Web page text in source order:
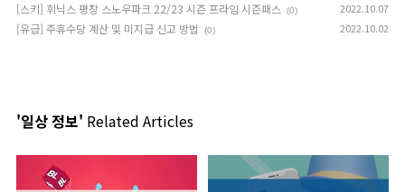
[스키] 휘닉스 평창 스노우파크 22/23 시즌 프라임 시즌패스 (0) 2022.10.07
[유급] 주휴수당 계산 및 미지급 신고 방법 (0) 2022.10.02
'일상 정보' Related Articles